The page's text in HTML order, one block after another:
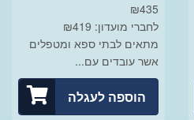
₪435
לחברי מועדון: ₪419
מתאים לבתי ספא ומטפלים
אשר עובדים עם...
הוספה לעגלה